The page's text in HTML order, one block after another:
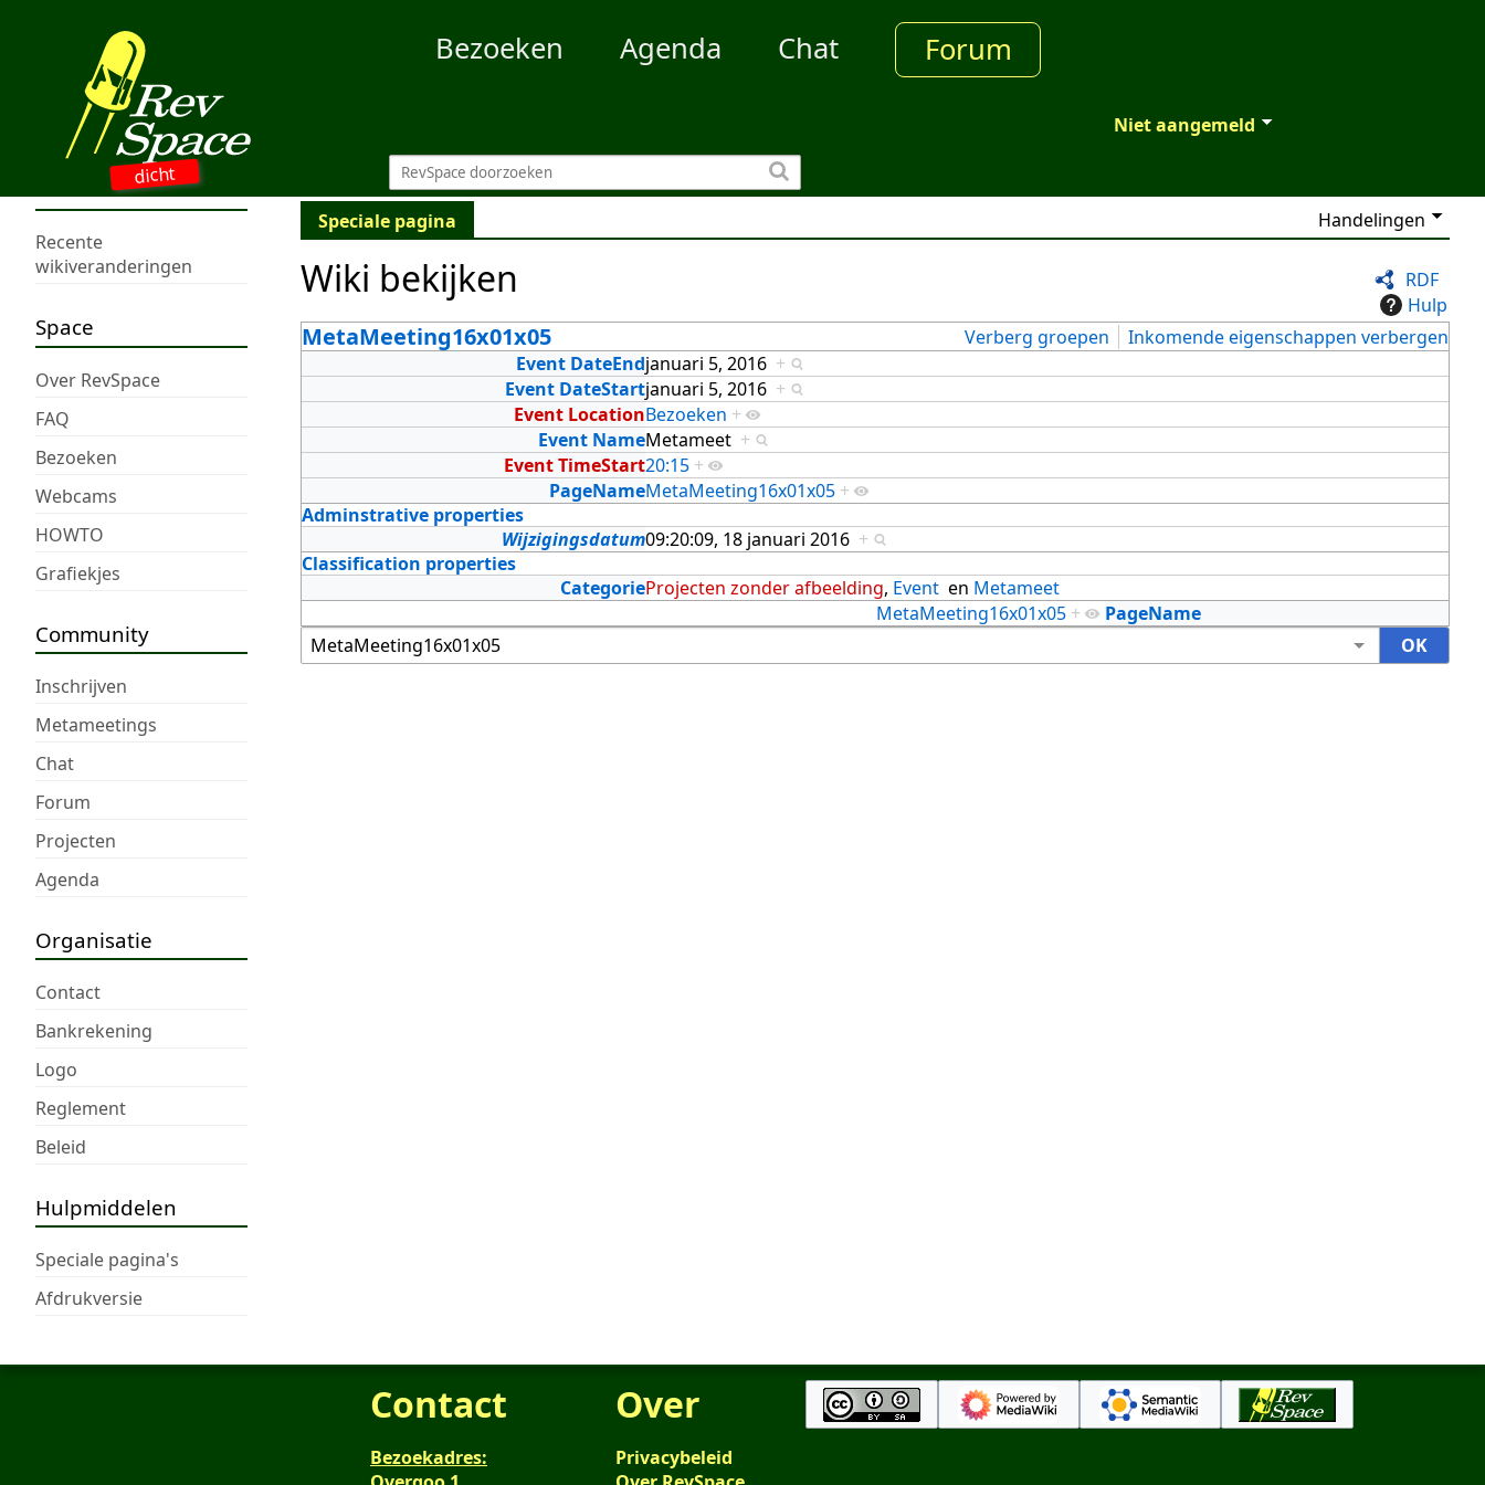
dicht
Bezoeken Agenda Chat Forum
Niet aangemeld
Recente
wikiveranderingen
Space
Over RevSpace
FAQ
Bezoeken
Webcams
HOWTO
Grafiekjes
Community
Inschrijven
Metameetings
Chat
Forum
Projecten
Agenda
Organisatie
Contact
Bankrekening
Logo
Reglement
Beleid
Hulpmiddelen
Speciale pagina's
Afdrukversie
Speciale pagina Handelingen
RDF
Hulp
Wiki bekijken
MetaMeeting16x01x05 Verberg groepen
Inkomende eigenschappen verbergen
Event DateEndjanuari 5, 2016 +
Event DateStartjanuari 5, 2016 +
Event LocationBezoeken +
Event NameMetameet +
Event TimeStart20:15 +
PageNameMetaMeeting16x01x05 +
Adminstrative properties
Wijzigingsdatum09:20:09, 18 januari 2016 +
Classification properties
CategorieProjecten zonder afbeelding, Event en Metameet
PageName
MetaMeeting16x01x05 +
Contact
Bezoekadres:
Over
Privacybeleid